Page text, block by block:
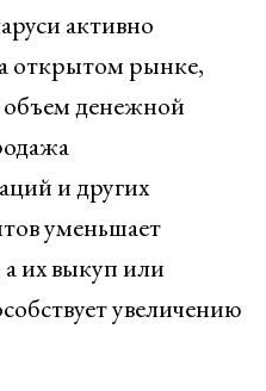
активно
открытом рынке,
денежной
и других
уменьшает
их выкуп или
увеличению